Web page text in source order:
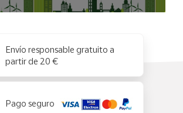
Envío responsable gratuito a
partir de 20 €
Pago seguro